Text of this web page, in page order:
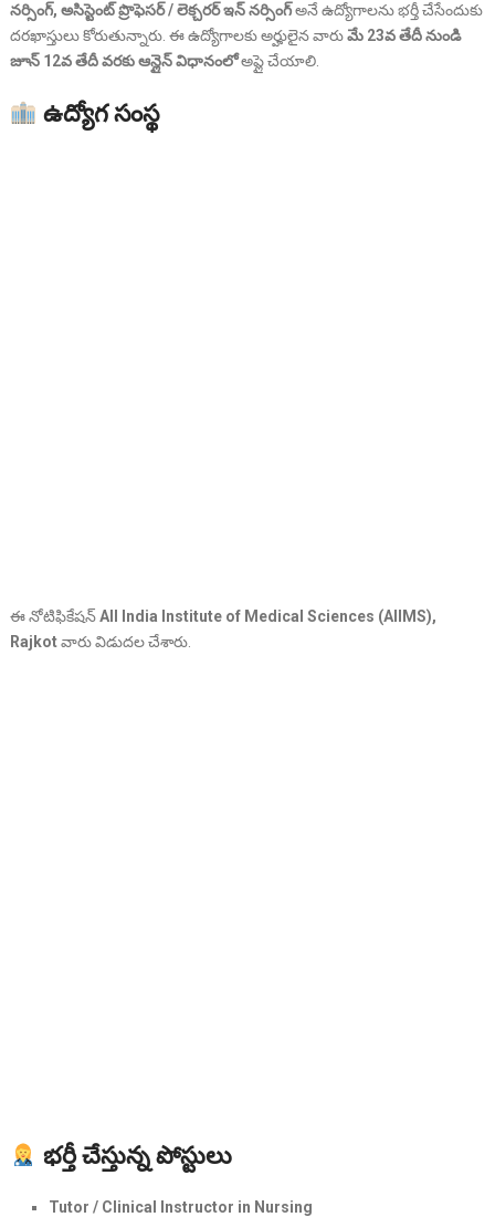
నర్సింగ్, అసిస్టెంట్ ప్రొఫెసర్ / లెక్చరర్ ఇన్ నర్సింగ్అనే ఉద్యోగాలను భర్తీ చేసేందుకు
దరఖాస్తులు కోరుతున్నారు. ఈ ఉద్యోగాలకు అర్హులైన వారుమే 23వ తేదీ నుండి
జూన్ 12వ తేదీ వరకుఆన్లైన్ విధానంలోఅప్లై చేయాలి.
ఉద్యోగ సంస్థ
ఈ నోటిఫికేషన్All India Institute of Medical Sciences (AIIMS),
Rajkotవారు విడుదల చేశారు.
భర్తీ చేస్తున్న పోస్టులు
Tutor / Clinical Instructor in Nursing